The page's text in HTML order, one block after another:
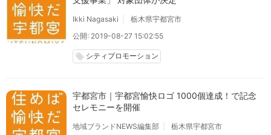
Ikki Nagasaki
栃木県宇都宮市
公開: 2019-08-27 15:02:55
local_offer シティプロモーション
宇都宮市｜宇都宮愉快ロゴ 1000個達成！で記念
セレモニーを開催
地域ブランドNEWS編集部
栃木県宇都宮市